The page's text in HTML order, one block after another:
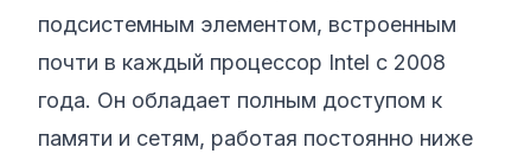
подсистемным элементом, встроенным
почти в каждый процессор Intel с 2008
года. Он обладает полным доступом к
памяти и сетям, работая постоянно ниже